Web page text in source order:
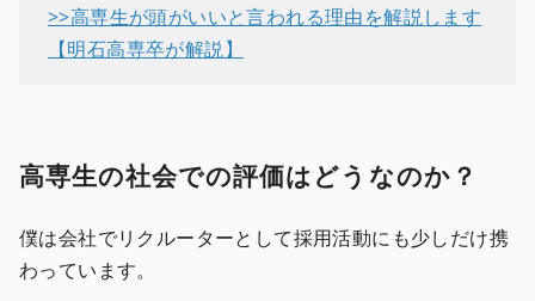
>>高専生が頭がいいと言われる理由を解説します
【明石高専卒が解説】
高専生の社会での評価はどうなのか？
僕は会社でリクルーターとして採用活動にも少しだけ携
わっています。